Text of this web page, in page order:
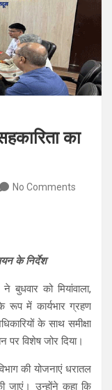
स्तर पर संस्कृत के प्रसार
का
No Comments
के निर्देश
बुधवार को मियांवाला,
रूप में कार्यभार ग्रहण
के साथ समीक्षा
पर विशेष जोर दिया।
की योजनाएं धरातल
जाएं। उन्होंने कहा कि